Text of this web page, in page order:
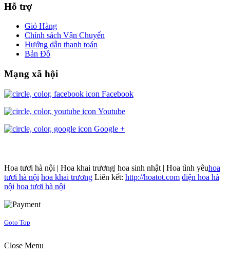
Hỗ trợ
Giỏ Hàng
Chính sách Vận Chuyển
Hướng dẫn thanh toán
Bản Đồ
Mạng xã hội
Facebook
Youtube
Google +
Hoa tươi hà nội | Hoa khai trương| hoa sinh nhật | Hoa tình yêuhoa
tươi hà nội hoa khai trương Liên kết: http://hoatot.com điện hoa hà
nội hoa tươi hà nội
Goto Top
Close Menu